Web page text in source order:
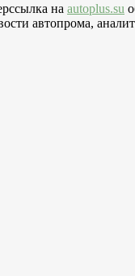
на autoplus.su
автопрома,